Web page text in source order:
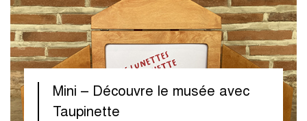
Mini – Découvre le musée avec
Taupinette